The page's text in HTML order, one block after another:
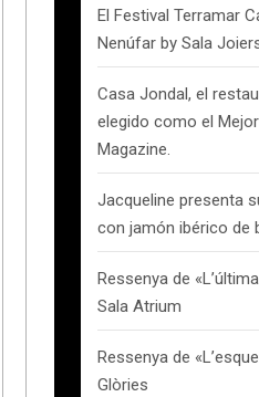
El Festival Terramar
Nenúfar by Sala
Casa Jondal, el
elegido como el
Magazine.
Jacqueline presenta
con jamón ibérico de
Ressenya de
Sala Atrium
Ressenya de
Glòries